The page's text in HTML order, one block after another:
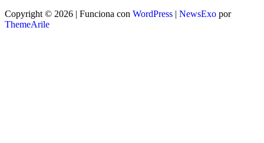
Copyright © 2026 | Funciona con WordPress | NewsExo por
ThemeArile